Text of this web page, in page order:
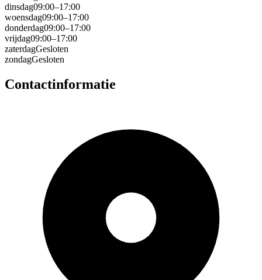
dinsdag09:00–17:00
woensdag09:00–17:00
donderdag09:00–17:00
vrijdag09:00–17:00
zaterdagGesloten
zondagGesloten
Contactinformatie